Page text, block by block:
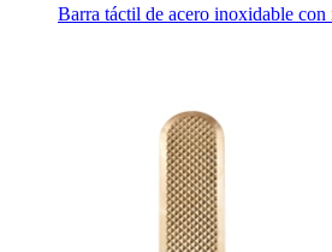
Barra táctil de acero inoxidable